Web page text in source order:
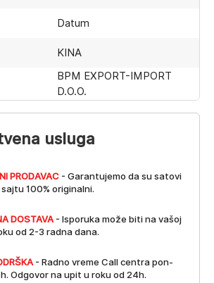
usluga
PRODAVAC - Garantujemo da su satovi
100% originalni.
DOSTAVA - Isporuka može biti na vašoj
od 2-3 radna dana.
- Radno vreme Call centra pon-
Odgovor na upit u roku od 24h.
Datum
KINA
BPM EXPORT-IMPORT
D.O.O.